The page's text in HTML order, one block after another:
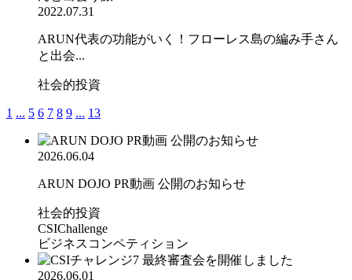
2022.07.31
ARUN代表の功能がいく！フローレス島の編み手さん
と出会...
社会的投資
1 ... 5 6 7 8 9 ... 13
2026.06.04
ARUN DOJO PR動画 公開のお知らせ
社会的投資
CSIChallenge
ビジネスコンペティション
2026.06.01